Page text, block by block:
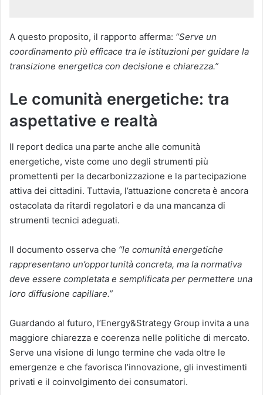
A questo proposito, il rapporto afferma: “Serve un
coordinamento più efficace tra le istituzioni per guidare la
transizione energetica con decisione e chiarezza.”
Le comunità energetiche: tra
aspettative e realtà
Il report dedica una parte anche alle comunità
energetiche, viste come uno degli strumenti più
promettenti per la decarbonizzazione e la partecipazione
attiva dei cittadini. Tuttavia, l’attuazione concreta è ancora
ostacolata da ritardi regolatori e da una mancanza di
strumenti tecnici adeguati.
Il documento osserva che “le comunità energetiche
rappresentano un’opportunità concreta, ma la normativa
deve essere completata e semplificata per permettere una
loro diffusione capillare.”
Guardando al futuro, l’Energy&Strategy Group invita a una
maggiore chiarezza e coerenza nelle politiche di mercato.
Serve una visione di lungo termine che vada oltre le
emergenze e che favorisca l’innovazione, gli investimenti
privati e il coinvolgimento dei consumatori.